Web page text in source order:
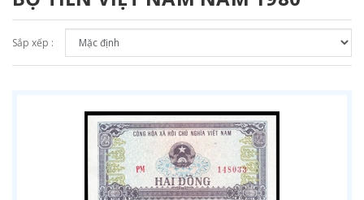
Sắp xếp :